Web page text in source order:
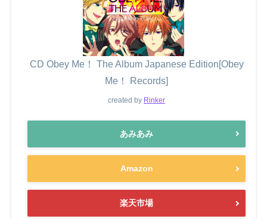
CD Obey Me！ The Album Japanese Edition[Obey
Me！ Records]
created by Rinker
あみあみ
Amazon
楽天市場